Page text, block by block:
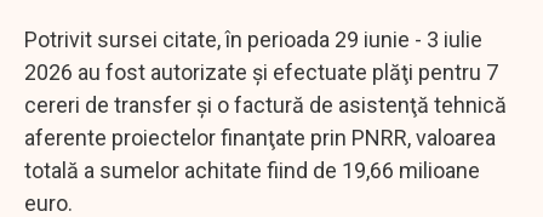
Potrivit sursei citate, în perioada 29 iunie - 3 iulie
2026 au fost autorizate şi efectuate plăţi pentru 7
cereri de transfer şi o factură de asistenţă tehnică
aferente proiectelor finanţate prin PNRR, valoarea
totală a sumelor achitate fiind de 19,66 milioane
euro.